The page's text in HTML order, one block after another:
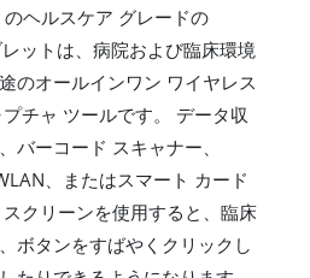
ヘルスケア グレードの
ットは、病院および臨床環境
のオールインワン ワイヤレス
チャ ツールです。 データ収
バーコード スキャナー、
、またはスマート カード
クリーンを使用すると、臨床
ボタンをすばやくクリックし